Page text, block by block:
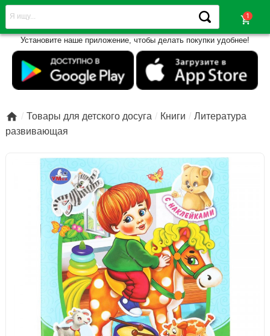
shopping_cart
Установите наше приложение, чтобы делать покупки удобнее!
 Товары для детского досуга Книги
Литература
развивающая